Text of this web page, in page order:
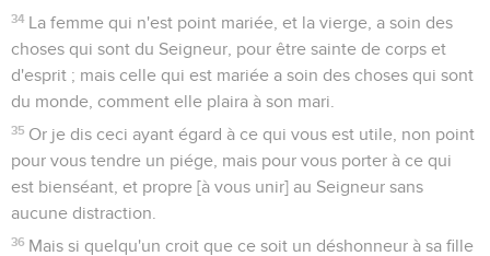
34 La femme qui n'est point mariée, et la vierge, a soin des
choses qui sont du Seigneur, pour être sainte de corps et
d'esprit ; mais celle qui est mariée a soin des choses qui sont
du monde, comment elle plaira à son mari.
35 Or je dis ceci ayant égard à ce qui vous est utile, non point
pour vous tendre un piége, mais pour vous porter à ce qui
est bienséant, et propre [à vous unir] au Seigneur sans
aucune distraction.
36 Mais si quelqu'un croit que ce soit un déshonneur à sa fille